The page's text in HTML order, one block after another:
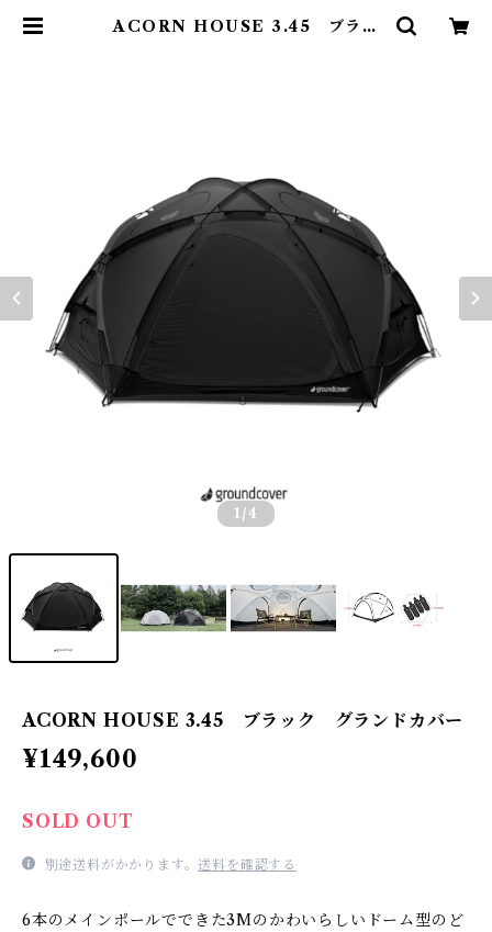
ACORN HOUSE 3.45 ブラッ
1 /4
ACORN HOUSE 3.45 ブラック グランドカバー
¥149,600
SOLD OUT
別途送料がかかります。送料を確認する
6本のメインポールでできた3Mのかわいらしいドーム型のど